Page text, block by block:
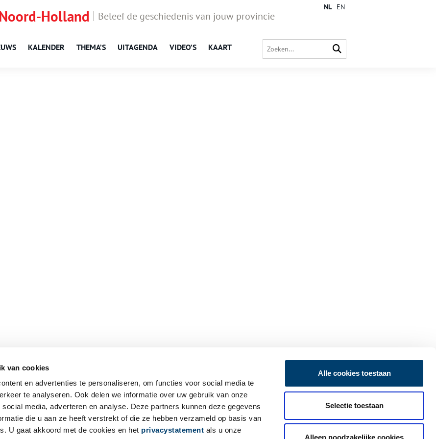
van cookies
en advertenties te personaliseren, om functies voor social media te
te analyseren. Ook delen we informatie over uw gebruik van onze
media, adverteren en analyse. Deze partners kunnen deze gegevens
die u aan ze heeft verstrekt of die ze hebben verzameld op basis van
U gaat akkoord met de cookies en het privacystatement als u onze
Alle cookies toestaan
Selectie toestaan
Alleen noodzakelijke cookies
Holland Beleef de geschiedenis van jouw provincie
KALENDER THEMA’S UITAGENDA VIDEO’S KAART
NL EN